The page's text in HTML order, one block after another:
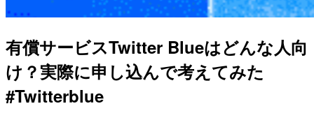
有償サービスTwitter Blueはどんな人向
け？実際に申し込んで考えてみた
#Twitterblue